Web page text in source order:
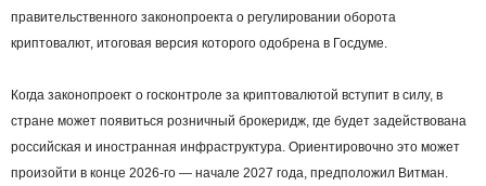
правительственного законопроекта о регулировании оборота
криптовалют, итоговая версия которого одобрена в Госдуме.
Когда законопроект о госконтроле за криптовалютой вступит в силу, в
стране может появиться розничный брокеридж, где будет задействована
российская и иностранная инфраструктура. Ориентировочно это может
произойти в конце 2026-го — начале 2027 года, предположил Витман.